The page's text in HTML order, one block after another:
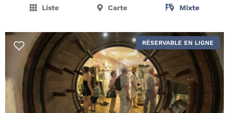
Liste Carte Mixte
RÉSERVABLE EN LIGNE